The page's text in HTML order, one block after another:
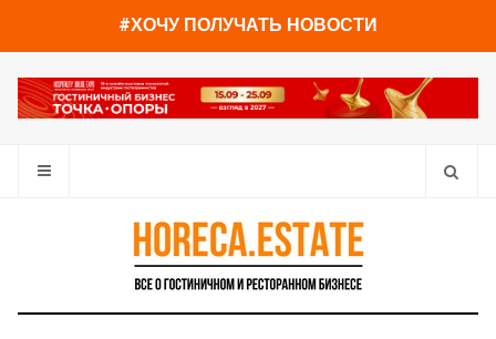
#ХОЧУ ПОЛУЧАТЬ НОВОСТИ